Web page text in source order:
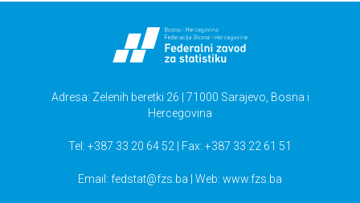
Adresa: Zelenih beretki 26 | 71000 Sarajevo, Bosna i
Hercegovina
Tel: +387 33 20 64 52 | Fax: +387 33 22 61 51
Email: fedstat@fzs.ba | Web: www.fzs.ba